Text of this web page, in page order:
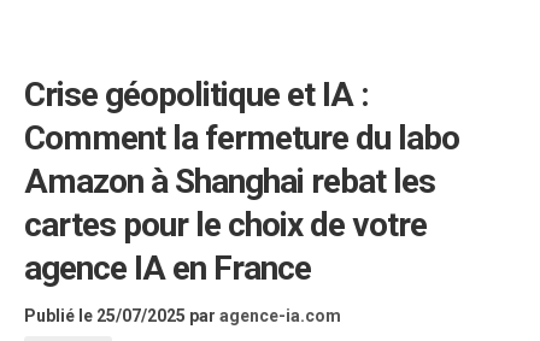
Crise géopolitique et IA :
Comment la fermeture du labo
Amazon à Shanghai rebat les
cartes pour le choix de votre
agence IA en France
Publié le 25/07/2025 par agence-ia.com